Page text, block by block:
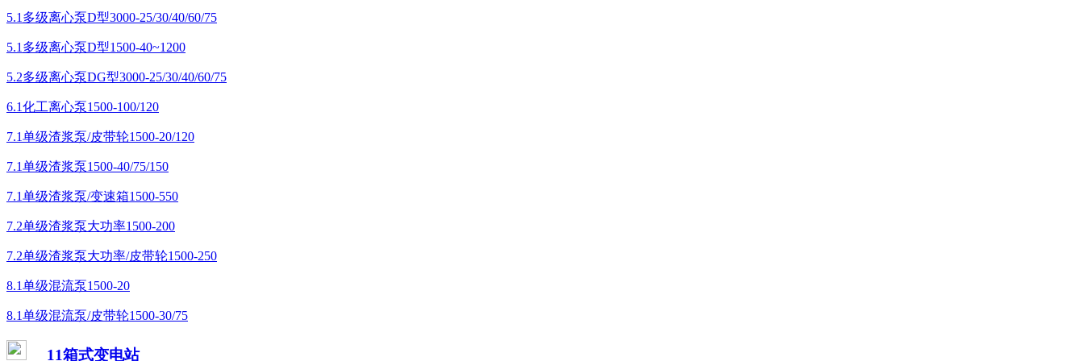
5.1多级离心泵D型3000-25/30/40/60/75
5.1多级离心泵D型1500-40~1200
5.2多级离心泵DG型3000-25/30/40/60/75
6.1化工离心泵1500-100/120
7.1单级渣浆泵/皮带轮1500-20/120
7.1单级渣浆泵1500-40/75/150
7.1单级渣浆泵/变速箱1500-550
7.2单级渣浆泵大功率1500-200
7.2单级渣浆泵大功率/皮带轮1500-250
8.1单级混流泵1500-20
8.1单级混流泵/皮带轮1500-30/75
11箱式变电站